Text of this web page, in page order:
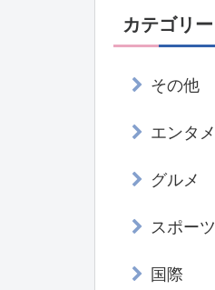
カテゴリー
その他
エンタメ
グルメ
スポーツ
国際